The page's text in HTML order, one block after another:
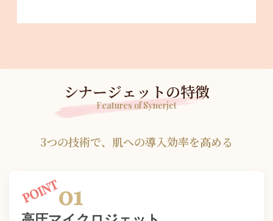
シナージェットの特徴
Features of Synerjet
3つの技術で、肌への導入効率を高める
01